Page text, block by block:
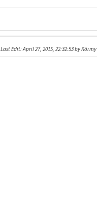
Last Edit: April 27, 2015, 22:32:53 by Körmy